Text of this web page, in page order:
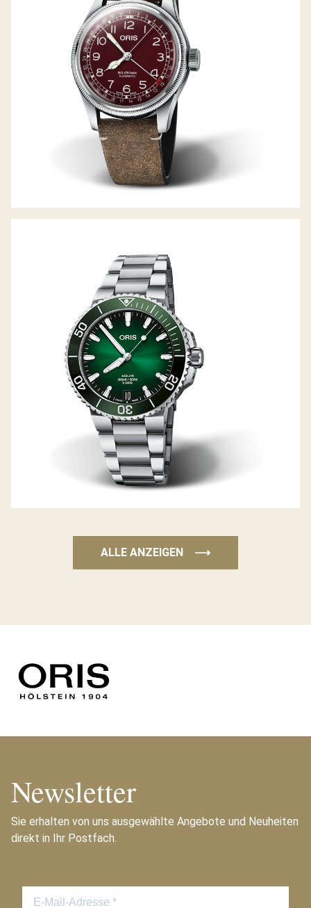
AQUIS DATE CAL. 400
ALLE ANZEIGEN ⟶
Newsletter
Sie erhalten von uns ausgewählte Angebote und Neuheiten
direkt in Ihr Postfach.